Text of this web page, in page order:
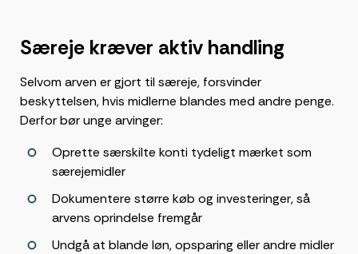
Særeje kræver aktiv handling
Selvom arven er gjort til særeje, forsvinder
beskyttelsen, hvis midlerne blandes med andre penge.
Derfor bør unge arvinger:
Oprette særskilte konti tydeligt mærket som
særejemidler
Dokumentere større køb og investeringer, så
arvens oprindelse fremgår
Undgå at blande løn, opsparing eller andre midler